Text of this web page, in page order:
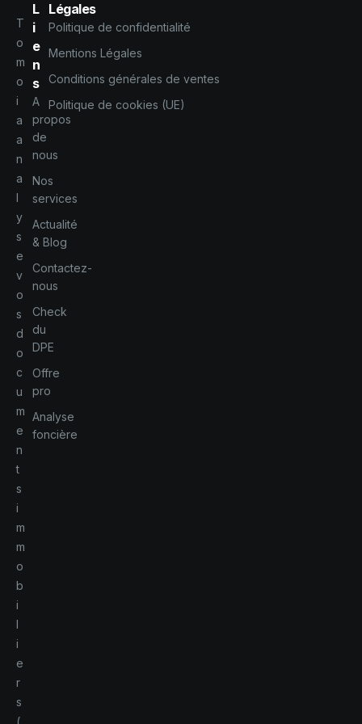
T
o
m
o
i
a
a
n
a
l
y
s
e
v
o
s
d
o
c
u
m
e
n
t
s
i
m
m
o
b
i
l
i
e
r
s
(
L
i
e
n
s
A
propos
de
nous
Nos
services
Actualité
& Blog
Contactez-
nous
Check
du
DPE
Offre
pro
Analyse
foncière
Légales
Politique de confidentialité
Mentions Légales
Conditions générales de ventes
Politique de cookies (UE)